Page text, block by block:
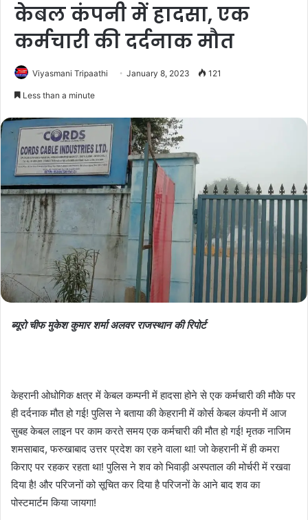
केबल कंपनी में हादसा, एक
कर्मचारी की दर्दनाक मौत
Viyasmani Tripaathi January 8, 2023 121
Less than a minute
ब्यूरो चीफ मुकेश कुमार शर्मा अलवर राजस्थान की रिपोर्ट
केहरानी ओधोगिक क्षत्र में केबल कम्पनी में हादसा होने से एक कर्मचारी की मौके पर
ही दर्दनाक मौत हो गई! पुलिस ने बताया की केहरानी में कोर्स केबल कंपनी में आज
सुबह केबल लाइन पर काम करते समय एक कर्मचारी की मौत हो गई! मृतक नाजिम
शमसाबाद, फरुखाबाद उत्तर प्रदेश का रहने वाला था! जो केहरानी में ही कमरा
किराए पर रहकर रहता था! पुलिस ने शव को भिवाड़ी अस्पताल की मोर्चरी में रखवा
दिया है! और परिजनों को सूचित कर दिया है परिजनों के आने बाद शव का
पोस्टमार्टम किया जायगा!